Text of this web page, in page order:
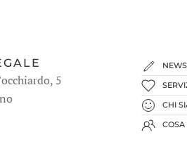
5
NEWS
CHI